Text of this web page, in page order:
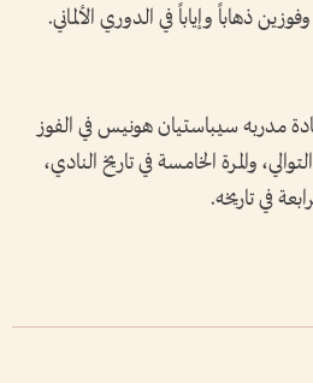
ذهاباً وإياباً في الدوري الألماني.
مدربه سيباستيان هونيس في الفوز
والمرة الخامسة في تاريخ النادي،
في تاريخه.